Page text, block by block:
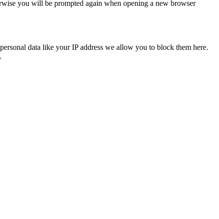
you will be prompted again when opening a new browser
data like your IP address we allow you to block them here.